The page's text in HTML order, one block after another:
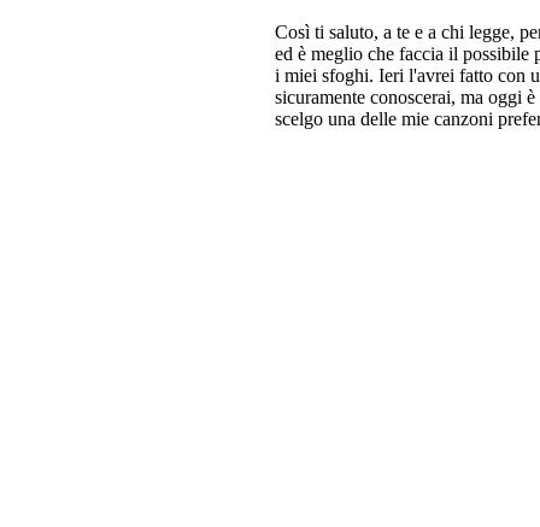
Così ti saluto, a te e a chi legge,
ed è meglio che faccia il possibile
i miei sfoghi. Ieri l'avrei fatto con
sicuramente conoscerai, ma oggi
scelgo una delle mie canzoni